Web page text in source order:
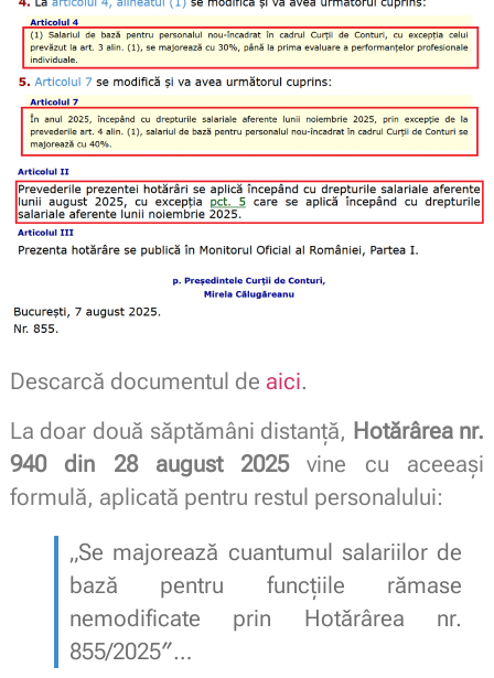
Descarcă documentul de aici.
La doar două săptămâni distanță, Hotărârea nr.
940 din 28 august 2025vine cu aceeași
formulă, aplicată pentru restul personalului:
„Se majorează cuantumul salariilor de
bază pentru funcțiile rămase
nemodificate prin Hotărârea nr.
855/2025″…